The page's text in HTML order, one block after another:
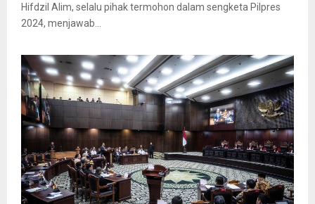
Hifdzil Alim, selalu pihak termohon dalam sengketa Pilpres
2024, menjawab...